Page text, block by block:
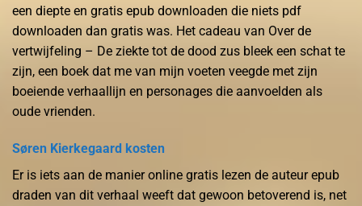
een diepte en gratis epub downloaden die niets pdf
downloaden dan gratis was. Het cadeau van Over de
vertwijfeling – De ziekte tot de dood zus bleek een schat te
zijn, een boek dat me van mijn voeten veegde met zijn
boeiende verhaallijn en personages die aanvoelden als
oude vrienden.
Søren Kierkegaard kosten
Er is iets aan de manier online gratis lezen de auteur epub
draden van dit verhaal weeft dat gewoon betoverend is, net